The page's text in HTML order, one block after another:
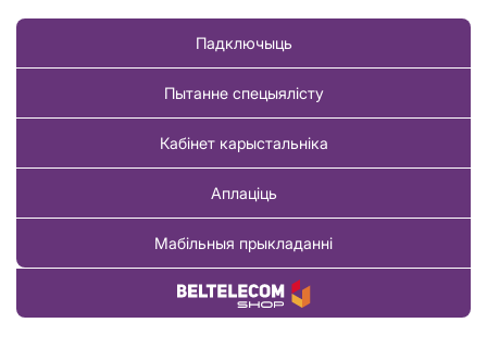
Падключыць
Пытанне спецыялісту
Кабінет карыстальніка
Аплаціць
Мабільныя прыкладанні
Купіць тавар